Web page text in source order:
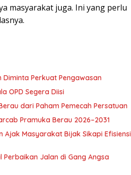
masyarakat juga. Ini yang perlu
Diminta Perkuat Pengawasan
OPD Segera Diisi
dari Paham Pemecah Persatuan
Pramuka Berau 2026–2031
Ajak Masyarakat Bijak Sikapi Efisiensi
Perbaikan Jalan di Gang Angsa